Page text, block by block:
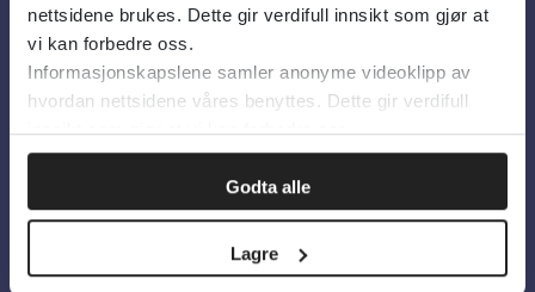
nettsidene brukes. Dette gir verdifull innsikt som gjør at
vi kan forbedre oss.
Informasjonskapslene samler anonyme videoklipp av
hvordan nettsidene våres benyttes. Dette gir verdifull
innsikt som gjør at vi kan forbedre oss.
Godta alle
Lagre
Om oss
Om Helsebiblioteket
Personvern og informasjonskapsler
Tilgjengelighetserklæring
Information in English
Bilder fra Colourbox.com